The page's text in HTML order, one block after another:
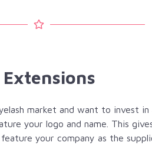
market and want to invest
your logo and name. This
your company as the